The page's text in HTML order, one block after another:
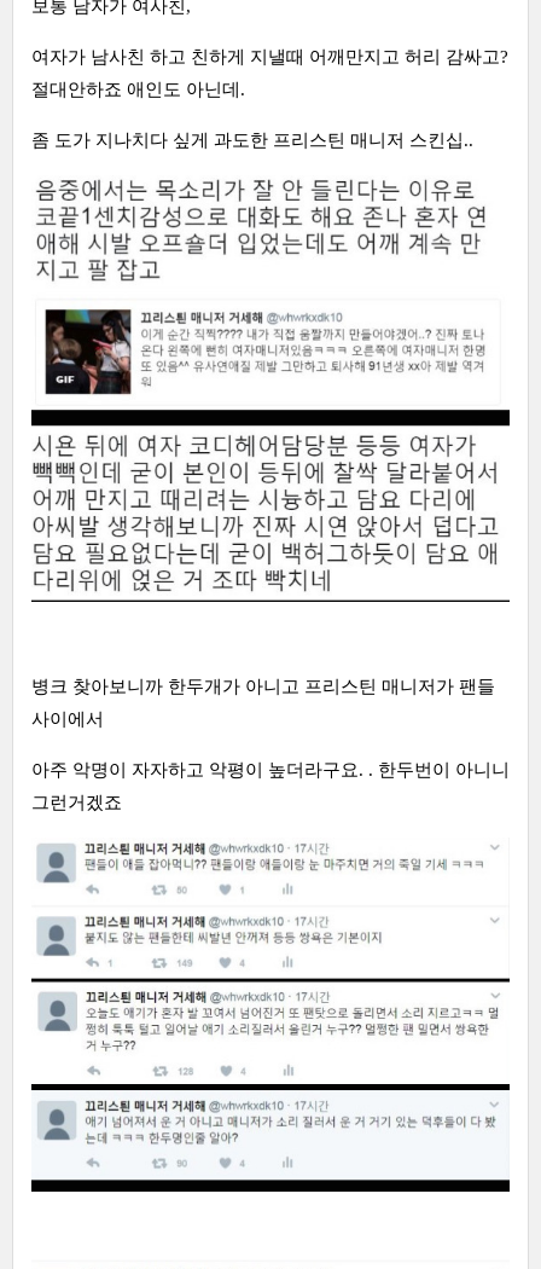
보통 남자가 여사친,
여자가 남사친 하고 친하게 지낼때 어깨만지고 허리 감싸고?
절대안하죠 애인도 아닌데.
좀 도가 지나치다 싶게 과도한 프리스틴 매니저 스킨십..
병크 찾아보니까 한두개가 아니고 프리스틴 매니저가 팬들
사이에서
아주 악명이 자자하고 악평이 높더라구요. . 한두번이 아니니
그런거겠죠